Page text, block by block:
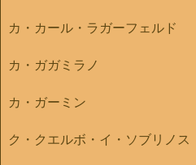
カ・カール・ラガーフェルド
カ・ガガミラノ
カ・ガーミン
ク・クエルボ・イ・ソブリノス